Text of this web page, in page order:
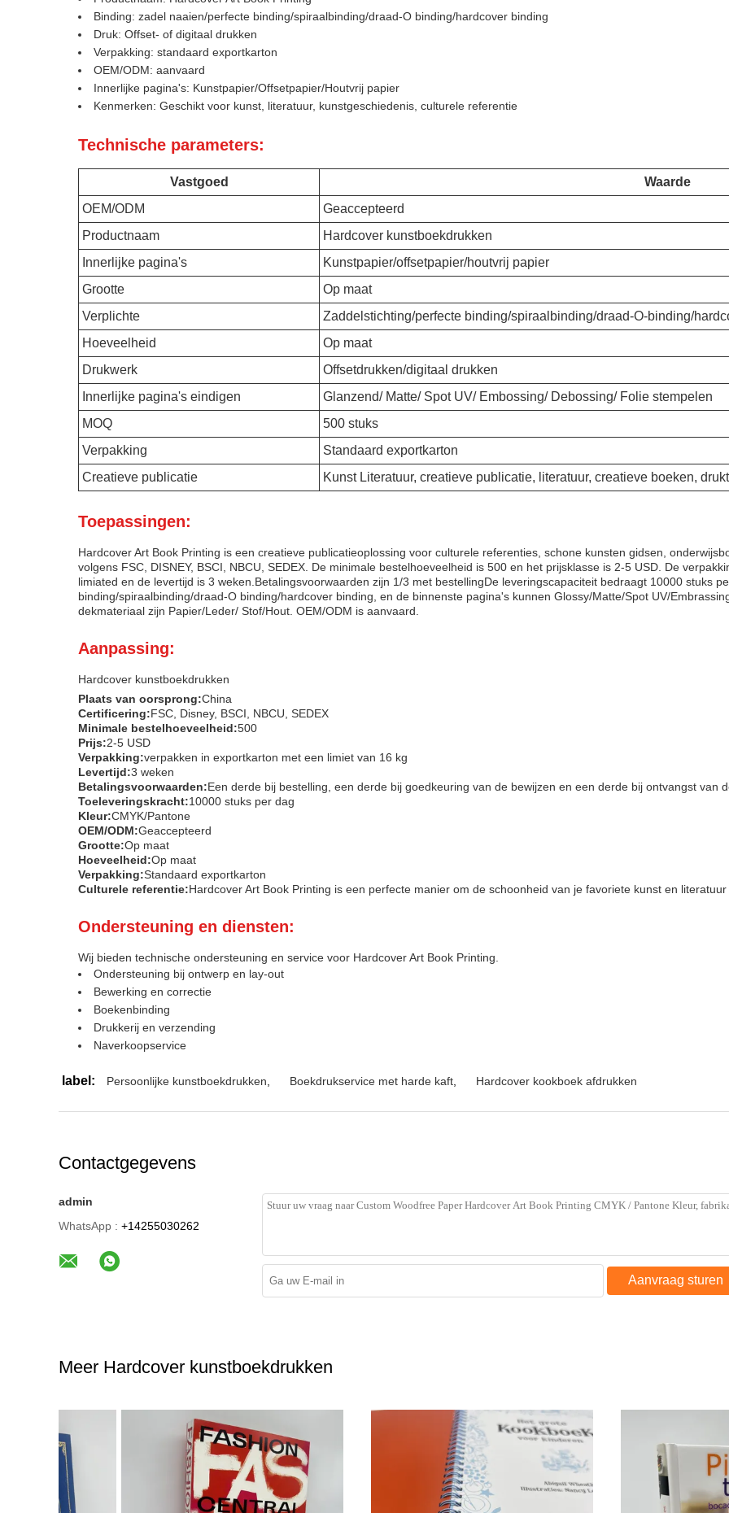
Binding: zadel naaien/perfecte binding/spiraalbinding/draad-O binding/hardcover binding
Druk: Offset- of digitaal drukken
Verpakking: standaard exportkarton
OEM/ODM: aanvaard
Innerlijke pagina's: Kunstpapier/Offsetpapier/Houtvrij papier
Kenmerken: Geschikt voor kunst, literatuur, kunstgeschiedenis, culturele referentie
Technische parameters:
Vastgoed
Waarde
OEM/ODM
Geaccepteerd
Productnaam
Hardcover kunstboekdrukken
Innerlijke pagina's
Kunstpapier/offsetpapier/houtvrij papier
Grootte
Op maat
Verplichte
Zaddelstichting/perfecte binding/spiraalbinding/draad-O-binding/
Hoeveelheid
Op maat
Drukwerk
Offsetdrukken/digitaal drukken
Innerlijke pagina's eindigen
Glanzend/ Matte/ Spot UV/ Embossing/ Debossing/ Folie stempelen
MOQ
500 stuks
Verpakking
Standaard exportkarton
Creatieve publicatie
Kunst Literatuur, creatieve publicatie, literatuur, creatieve boeken,
Toepassingen:
Hardcover Art Book Printing is een creatieve publicatieoplossing voor culturele referenties, schone kunsten gidsen,
volgens FSC, DISNEY, BSCI, NBCU, SEDEX. De minimale bestelhoeveelheid is 500 en het prijsklasse is 2-5 USD. De
limiated en de levertijd is 3 weken.Betalingsvoorwaarden zijn 1/3 met bestellingDe leveringscapaciteit bedraagt 10000 stuks
binding/spiraalbinding/draad-O binding/hardcover binding, en de binnenste pagina's kunnen Glossy/Matte/Spot UV/
dekmateriaal zijn Papier/Leder/ Stof/Hout. OEM/ODM is aanvaard.
Aanpassing:
Hardcover kunstboekdrukken
Plaats van oorsprong:China
Certificering:FSC, Disney, BSCI, NBCU, SEDEX
Minimale bestelhoeveelheid:500
Prijs:2-5 USD
Verpakking:verpakken in exportkarton met een limiet van 16 kg
Levertijd:3 weken
Betalingsvoorwaarden:Een derde bij bestelling, een derde bij goedkeuring van de bewijzen en een derde bij ontvangst van
Toeleveringskracht:10000 stuks per dag
Kleur:CMYK/Pantone
OEM/ODM:Geaccepteerd
Grootte:Op maat
Hoeveelheid:Op maat
Verpakking:Standaard exportkarton
Culturele referentie:Hardcover Art Book Printing is een perfecte manier om de schoonheid van je favoriete kunst en literatuur
Ondersteuning en diensten:
Wij bieden technische ondersteuning en service voor Hardcover Art Book Printing.
Ondersteuning bij ontwerp en lay-out
Bewerking en correctie
Boekenbinding
Drukkerij en verzending
Naverkoopservice
label: Persoonlijke kunstboekdrukken Boekdrukservice met harde kaft Hardcover kookboek afdrukken
Contactgegevens
admin
WhatsApp : +14255030262
Aanvraag sturen
Meer Hardcover kunstboekdrukken